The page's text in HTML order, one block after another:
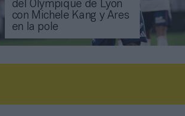
del Olympique de Lyon
con Michele Kang y Ares
en la pole